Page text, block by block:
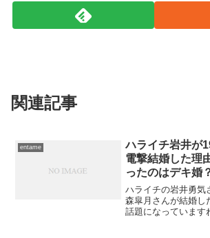
関連記事
entame
ハライチ岩井が
電撃結婚した理
ったのはデキ婚
ハライチの岩井勇気
森皐月さんが結婚し
話題になっています